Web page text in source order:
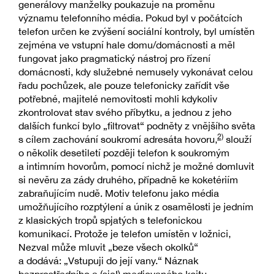
generálovy manželky poukazuje na proměnu
významu telefonního média. Pokud byl v počátcích
telefon určen ke zvýšení sociální kontroly, byl umístěn
zejména ve vstupní hale domu/domácnosti a měl
fungovat jako pragmatický nástroj pro řízení
domácnosti, kdy služebné nemusely vykonávat celou
řadu pochůzek, ale pouze telefonicky zařídit vše
potřebné, majitelé nemovitosti mohli kdykoliv
zkontrolovat stav svého příbytku, a jednou z jeho
dalších funkcí bylo „filtrovat“ podněty z vnějšího světa
s cílem zachování soukromí adresáta hovoru,2) slouží
o několik desetiletí později telefon k soukromým
a intimním hovorům, pomocí nichž je možné domluvit
si nevěru za zády druhého, případně ke koketériím
zabraňujícím nudě. Motiv telefonu jako média
umožňujícího rozptýlení a únik z osamělosti je jedním
z klasických tropů spjatých s telefonickou
komunikací. Protože je telefon umístěn v ložnici,
Nezval může mluvit „beze všech okolků“
a dodává: „Vstupuji do její vany.“ Náznak